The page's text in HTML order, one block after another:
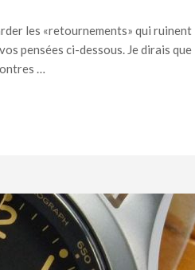
les «retournements» qui ruinent
pensées ci-dessous. Je dirais que
…